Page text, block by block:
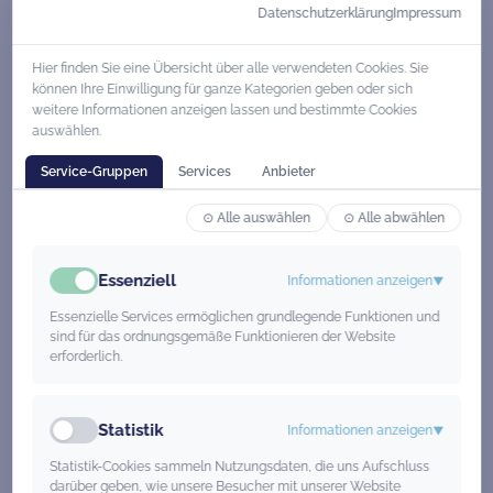
„Capital“ zu Deutschlands Top-
Ausbildungsbetrieben. In unseren modern
und digital...
Pädagoge /
Ergotherapeut
(m/w/d)
März 16, 2026
Wir suchen einen 💼 Ergotherapeut*in als
Lehrkraft (m/w/d) für unser Team. ⏰
Deine Benefits: 🕒 Mehr Work-Life-
Balance: Plane Deine Stunden flexibel –
DatenschutzerklärungImpressum
Hier finden Sie eine Übersicht über alle verwendeten Cookies. Sie
können Ihre Einwilligung für ganze Kategorien geben oder sich
weitere Informationen anzeigen lassen und bestimmte Cookies
auswählen.
Service-Gruppen Services Anbieter
⊙ Alle auswählen ⊙ Alle abwählen
Essenziell Informationen anzeigen▼
Essenzielle Services ermöglichen grundlegende Funktionen und
sind für das ordnungsgemäße Funktionieren der Website
erforderlich.
Statistik Informationen anzeigen▼
Statistik-Cookies sammeln Nutzungsdaten, die uns Aufschluss
darüber geben, wie unsere Besucher mit unserer Website